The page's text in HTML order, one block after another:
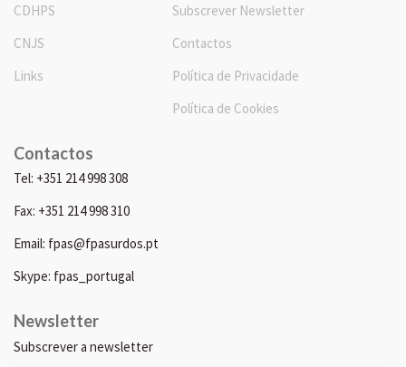
CDHPS
CNJS
Links
Subscrever Newsletter
Contactos
Política de Privacidade
Política de Cookies
Contactos
Tel: +351 214 998 308
Fax: +351 214 998 310
Email: fpas@fpasurdos.pt
Skype: fpas_portugal
Newsletter
Subscrever a newsletter